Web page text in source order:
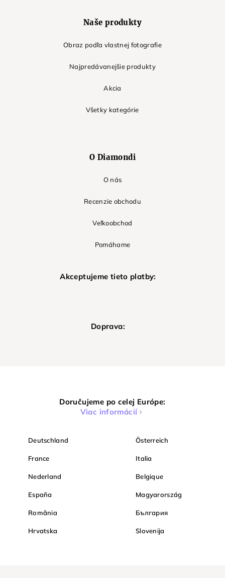
Naše produkty
Obraz podľa vlastnej fotografie
Najpredávanejšie produkty
Akcia
Všetky kategórie
O Diamondi
O nás
Recenzie obchodu
Veľkoobchod
Pomáhame
Akceptujeme tieto platby:
Doprava:
Doručujeme po celej Európe:
Viac informácií
Deutschland Österreich
France Italia
Nederland Belgique
España Magyarország
România България
Hrvatska Slovenija